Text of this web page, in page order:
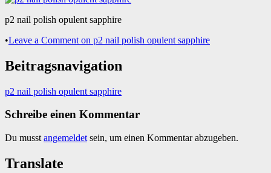
p2 nail polish opulent sapphire
•Leave a Comment on p2 nail polish opulent sapphire
Beitragsnavigation
p2 nail polish opulent sapphire
Schreibe einen Kommentar
Du musst angemeldet sein, um einen Kommentar abzugeben.
Translate